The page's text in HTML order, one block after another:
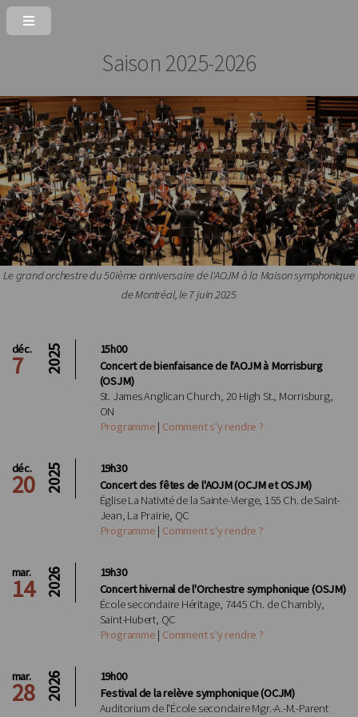
Saison 2025-2026
Le grand orchestre du 50ième anniversaire de l'AOJM à la Maison symphonique
de Montréal, le 7 juin 2025
7
déc. 2025
15h00
Concert de bienfaisance de l'AOJM à Morrisburg
(OSJM)
St. James Anglican Church, 20 High St., Morrisburg,
ON
Programme | Comment s'y rendre ?
20
déc. 2025
19h30
Concert des fêtes de l'AOJM (OCJM et OSJM)
Église La Nativité de la Sainte-Vierge, 155 Ch. de Saint-
Jean, La Prairie, QC
Programme | Comment s'y rendre ?
14
mar. 2026
19h30
Concert hivernal de l'Orchestre symphonique (OSJM)
École secondaire Héritage, 7445 Ch. de Chambly,
Saint-Hubert, QC
Programme | Comment s'y rendre ?
28
mar. 2026
19h00
Festival de la relève symphonique (OCJM)
Auditorium de l'École secondaire Mgr.-A.-M.-Parent